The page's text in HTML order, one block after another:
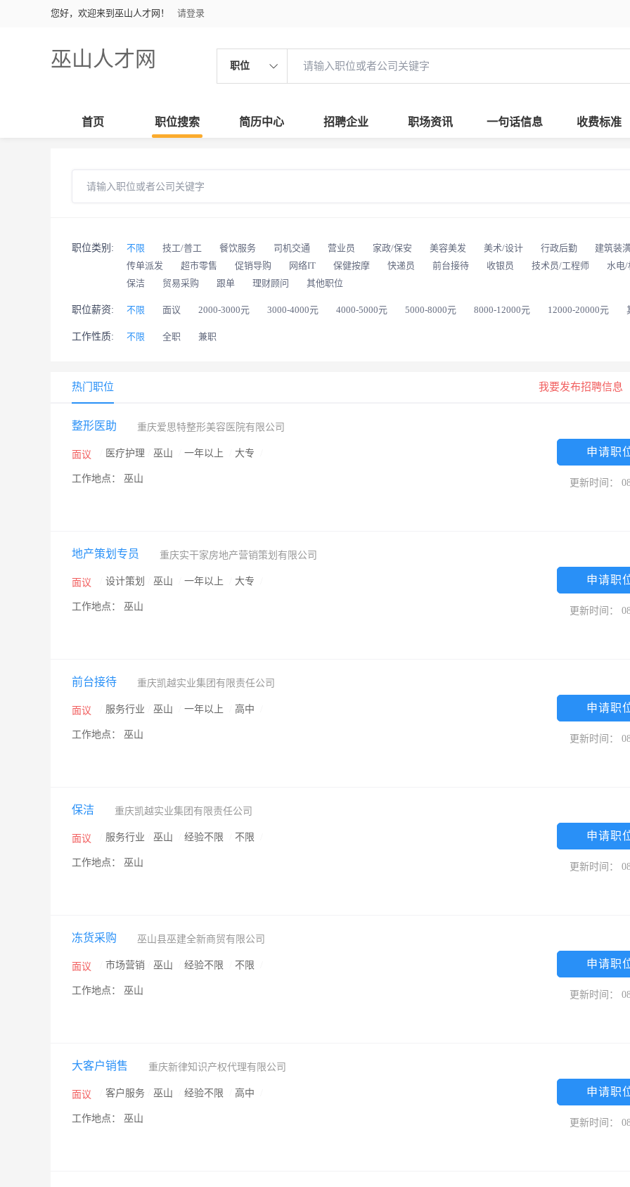
您好，欢迎来到巫山人才网！ 请登录
巫山人才网 职位
首页 职位搜索 简历中心 招聘企业 职场资讯 一句话信息 收费标准
职位类别: 不限 技工/普工 餐饮服务 司机交通 营业员 家政/保安 美容美发 美术/设计 行政后勤 建筑装
传单派发
超市零售 促销导购 网络IT 保健按摩 快递员 前台接待 收银员 技术员/工程师 水电/
保洁
贸易采购 跟单 理财顾问 其他职位
职位薪资: 不限 面议 2000-3000元 3000-4000元 4000-5000元 5000-8000元 8000-12000元 12000-20000元
工作性质: 不限 全职 兼职
热门职位 我要发布招聘信息
整形医助 重庆爱思特整形美容医院有限公司
面议 医疗护理 巫山 一年以上 大专
工作地点： 巫山
申请职
更新时间：
地产策划专员 重庆实干家房地产营销策划有限公司
面议 设计策划 巫山 一年以上 大专
工作地点： 巫山
申请职
更新时间：
前台接待 重庆凯越实业集团有限责任公司
面议 服务行业 巫山 一年以上 高中
工作地点： 巫山
申请职
更新时间：
保洁 重庆凯越实业集团有限责任公司
面议 服务行业 巫山 经验不限 不限
工作地点： 巫山
申请职
更新时间：
冻货采购 巫山县巫建全新商贸有限公司
面议 市场营销 巫山 经验不限 不限
工作地点： 巫山
申请职
更新时间：
大客户销售 重庆新律知识产权代理有限公司
面议 客户服务 巫山 经验不限 高中
工作地点： 巫山
申请职
更新时间：